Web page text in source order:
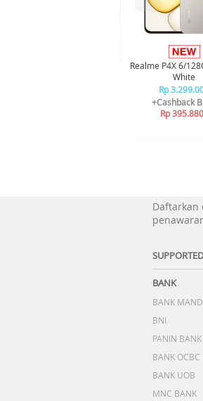
Realme P4X 6/
White
Rp
+Cashback
Rp
Daftarkan
BANK
BANK
BNI
PANIN BANK
BANK OCBC
BANK UOB
MNC BANK